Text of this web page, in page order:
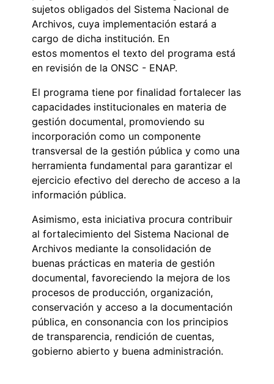
sujetos obligados del Sistema Nacional de
Archivos, cuya implementación estará a
cargo de dicha institución. En
estos momentos el texto del programa está
en revisión de la ONSC - ENAP.
El programa tiene por finalidad fortalecer las
capacidades institucionales en materia de
gestión documental, promoviendo su
incorporación como un componente
transversal de la gestión pública y como una
herramienta fundamental para garantizar el
ejercicio efectivo del derecho de acceso a la
información pública.
Asimismo, esta iniciativa procura contribuir
al fortalecimiento del Sistema Nacional de
Archivos mediante la consolidación de
buenas prácticas en materia de gestión
documental, favoreciendo la mejora de los
procesos de producción, organización,
conservación y acceso a la documentación
pública, en consonancia con los principios
de transparencia, rendición de cuentas,
gobierno abierto y buena administración.